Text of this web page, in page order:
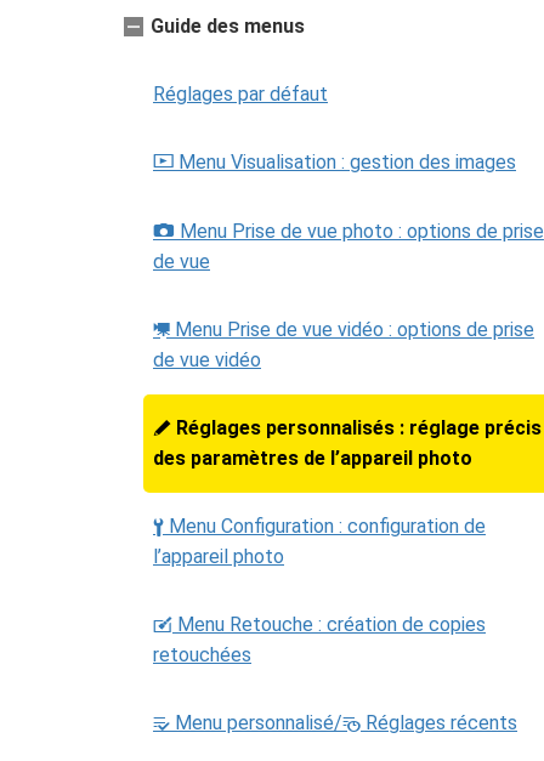
Guide des menus
Réglages par défaut
D Menu Visualisation : gestion des images
C Menu Prise de vue photo : options de prise
de vue
1 Menu Prise de vue vidéo : options de prise
de vue vidéo
A Réglages personnalisés : réglage précis
des paramètres de l’appareil photo
B Menu Configuration : configuration de
l’appareil photo
N Menu Retouche : création de copies
retouchées
O Menu personnalisé/m Réglages récents